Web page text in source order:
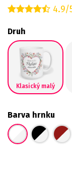
4.9/
Druh
Klasický malý
Barva hrnku